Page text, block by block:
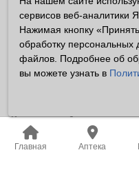
Главная Аптека
Владелец сайта ООО
Все права защищены ©2026
Информация,
справочный характер, и
посетителями сайта как
Владелец сайта
копирование и
настоящем сайте
сервисов веб-аналитики
Нажимая кнопку
обработку
файлов. Подробнее об
вы можете узнать в